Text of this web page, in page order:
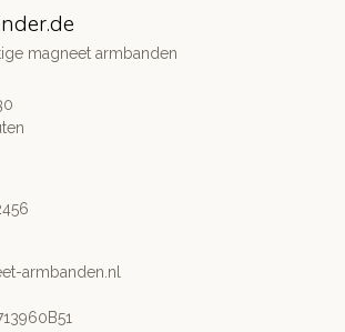
magneet armbanden
armbanden.nl